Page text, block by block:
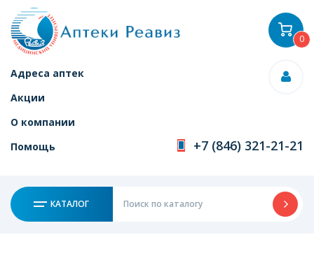
Адреса аптек
Акции
О компании
Помощь
+7 (846) 321-21-21
КАТАЛОГ
0